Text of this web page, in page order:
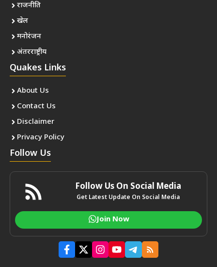
राजनीति
खेल
मनोरंजन
अंतरराष्ट्रीय
Quakes Links
About Us
Contact Us
Disclaimer
Privacy Policy
Follow Us
Follow Us On Social Media
Get Latest Update On Social Media
Join Now